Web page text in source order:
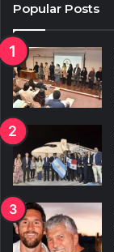
Popular Posts